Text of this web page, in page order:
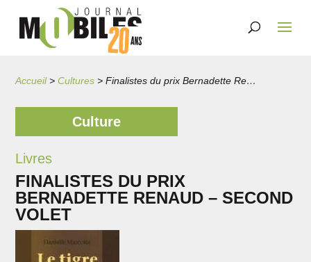
Accueil>Cultures > Finalistes du prix Bernadette Renaud – second volet
Culture
Livres
FINALISTES DU PRIX
BERNADETTE RENAUD – SECOND
VOLET